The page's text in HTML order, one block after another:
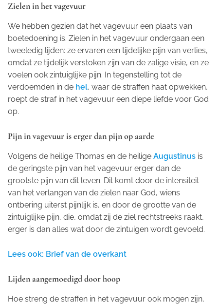
Zielen in het vagevuur
We hebben gezien dat het vagevuur een plaats van
boetedoening is. Zielen in het vagevuur ondergaan een
tweeledig lijden: ze ervaren een tijdelijke pijn van verlies,
omdat ze tijdelijk verstoken zijn van de zalige visie, en ze
voelen ook zintuiglijke pijn. In tegenstelling tot de
verdoemden in de hel, waar de straffen haat opwekken,
roept de straf in het vagevuur een diepe liefde voor God
op.
Pijn in vagevuur is erger dan pijn op aarde
Volgens de heilige Thomas en de heilige Augustinus is
de geringste pijn van het vagevuur erger dan de
grootste pijn van dit leven. Dit komt door de intensiteit
van het verlangen van de zielen naar God, wiens
ontbering uiterst pijnlijk is, en door de grootte van de
zintuiglijke pijn, die, omdat zij de ziel rechtstreeks raakt,
erger is dan alles wat door de zintuigen wordt gevoeld.
Lees ook: Brief van de overkant
Lijden aangemoedigd door hoop
Hoe streng de straffen in het vagevuur ook mogen zijn,